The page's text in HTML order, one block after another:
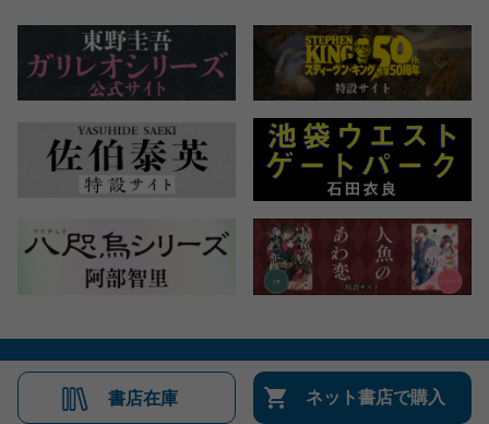
書店在庫 ネット書店で購入
会社概要 自費出版のご案内 お問合せ
株式会社文藝春秋 Number Web
CREA WEB